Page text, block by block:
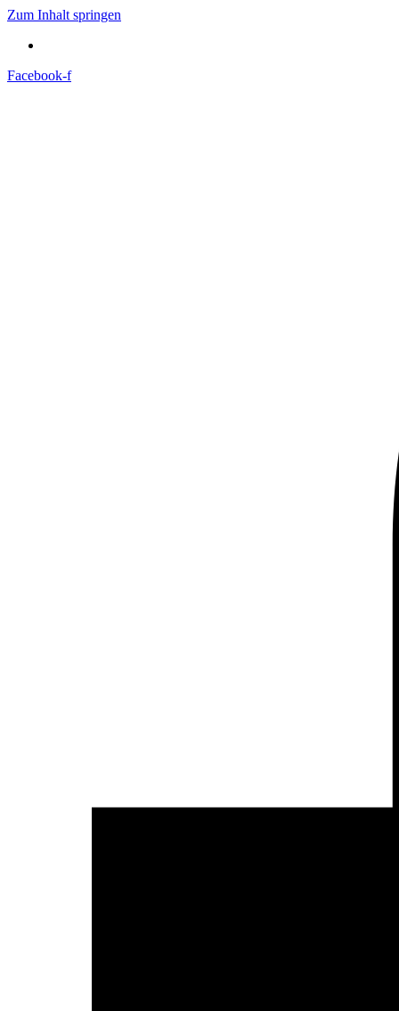
Zum Inhalt springen
Facebook-f